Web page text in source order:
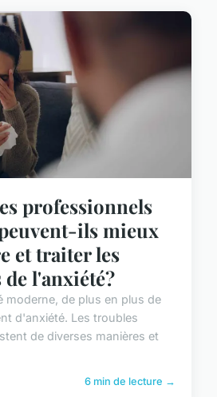
professionnels
ils mieux
et traiter les
l'anxiété?
moderne, de plus en plus de
d'anxiété. Les troubles
de diverses manières et
6 min de lecture →